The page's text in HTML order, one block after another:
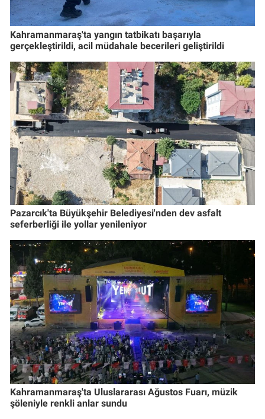
Kahramanmaraş'ta yangın tatbikatı başarıyla
gerçekleştirildi, acil müdahale becerileri geliştirildi
Pazarcık'ta Büyükşehir Belediyesi'nden dev asfalt
seferberliği ile yollar yenileniyor
Kahramanmaraş'ta Uluslararası Ağustos Fuarı, müzik
şöleniyle renkli anlar sundu